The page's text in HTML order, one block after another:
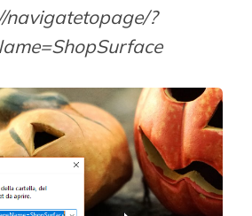
navigatetopage/?